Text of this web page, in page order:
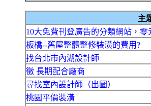
主
10大免費刊登廣告的分類網站，零
板橋--舊屋整體整修裝潢的費用?
找台北市內湖設計師
徵 長期配合廠商
尋找室內設計師（出圖）
桃園平價裝潢